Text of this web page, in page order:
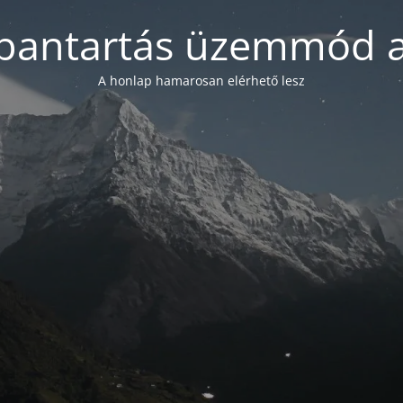
üzemmód
A honlap hamarosan elérhető lesz